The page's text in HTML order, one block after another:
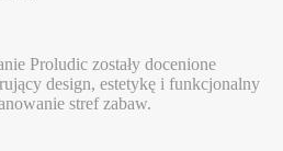
Proludic zostały docenione
design, estetykę i funkcjonalny
stref zabaw.